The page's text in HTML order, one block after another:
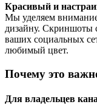
Красивый и
Мы уделяем
дизайну. Скриншоты
ваших социальных
любимый цвет.
Почему это
Для владельцев